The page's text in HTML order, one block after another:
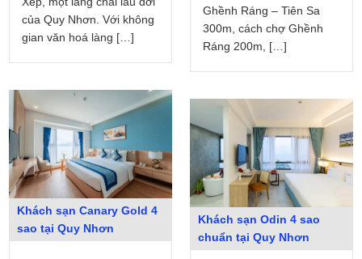
của Quy Nhơn. Với không
gian văn hoá làng […]
Ghềnh Ráng – Tiên Sa
300m, cách chợ Ghềnh
Ráng 200m, […]
Khách sạn Canary Gold 4
sao tại Quy Nhơn
Khách sạn Odin 4 sao
chuẩn tại Quy Nhơn